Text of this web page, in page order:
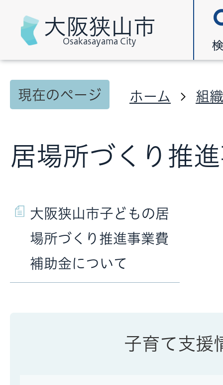
大阪狭山市
Osakasayama City
現在のページ ホーム 組
居場所づくり推
大阪狭山市子どもの居
場所づくり推進事業費
補助金について
子育て支援